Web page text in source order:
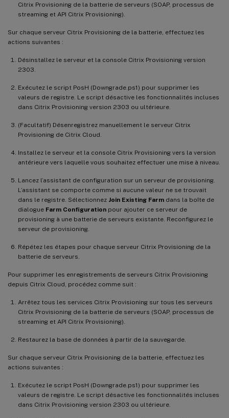
Citrix Provisioning de la batterie de serveurs (SOAP, processus de
streaming et API Citrix Provisioning).
Sur chaque serveur Citrix Provisioning de la batterie, effectuez les
actions suivantes :
Désinstallez le serveur et la console Citrix Provisioning version
2303.
Exécutez le script PosH (Downgrade.ps1) pour supprimer les
valeurs de registre. Le script désactive les fonctionnalités incluses
dans Citrix Provisioning version 2303 ou ultérieure.
(Facultatif) Désenregistrez manuellement le serveur Citrix
Provisioning de Citrix Cloud.
Installez le serveur et la console Citrix Provisioning vers la version
antérieure vers laquelle vous souhaitez effectuer une mise à niveau.
Lancez l’assistant de configuration sur un serveur de provisioning.
L’assistant se comporte comme si aucune valeur ne se trouvait
dans le registre. Sélectionnez Join Existing Farm dans la boîte de
dialogue Farm Configuration pour ajouter ce serveur de
provisioning à une batterie de serveurs existante. Reconfigurez le
serveur de provisioning.
Répétez les étapes pour chaque serveur Citrix Provisioning de la
batterie de serveurs.
Pour supprimer les enregistrements de serveurs Citrix Provisioning
depuis Citrix Cloud, procédez comme suit :
Arrêtez tous les services Citrix Provisioning sur tous les serveurs
Citrix Provisioning de la batterie de serveurs (SOAP, processus de
streaming et API Citrix Provisioning).
Restaurez la base de données à partir de la sauvegarde.
Sur chaque serveur Citrix Provisioning de la batterie, effectuez les
actions suivantes :
Exécutez le script PosH (Downgrade.ps1) pour supprimer les
valeurs de registre. Le script désactive les fonctionnalités incluses
dans Citrix Provisioning version 2303 ou ultérieure.